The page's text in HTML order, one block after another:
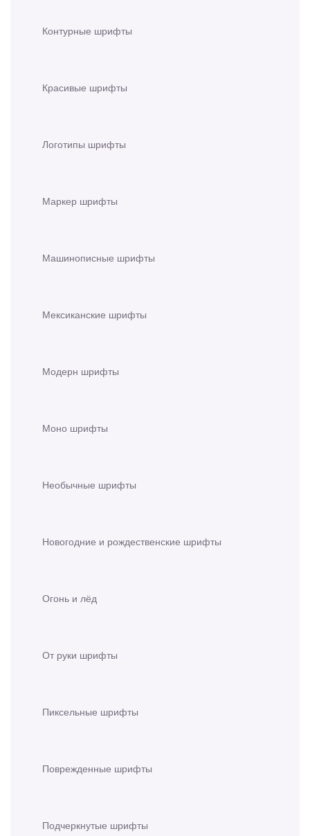
Контурные шрифты
Красивые шрифты
Логотипы шрифты
Маркер шрифты
Машинописные шрифты
Мексиканские шрифты
Модерн шрифты
Моно шрифты
Необычные шрифты
Новогодние и рождественские шрифты
Огонь и лёд
От руки шрифты
Пиксельные шрифты
Поврежденные шрифты
Подчеркнутые шрифты